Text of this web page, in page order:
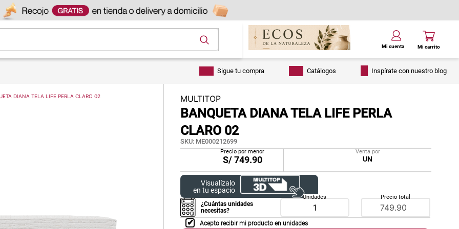
Sigue tu compra Catálogos Inspírate con nuestro blog
DIANA TELA LIFE PERLA CLARO 02 MULTITOP
BANQUETA DIANA TELA LIFE PERLA
CLARO 02
SKU: ME000212699
Precio por menor
S/749.90
Venta por
UN
Visualízalo
en tu espacio
¿Cuántas unidades
necesitas?
Unidades Precio total
Acepto recibir mi producto en unidades